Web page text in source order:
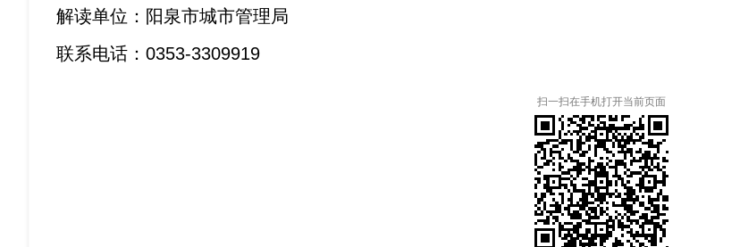
解读单位：阳泉市城市管理局
联系电话：0353-3309919
扫一扫在手机打开当前页面